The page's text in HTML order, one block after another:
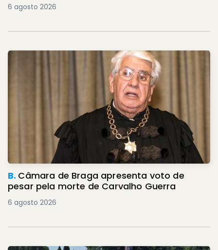
6 agosto 2026
B. Câmara de Braga apresenta voto de
pesar pela morte de Carvalho Guerra
6 agosto 2026